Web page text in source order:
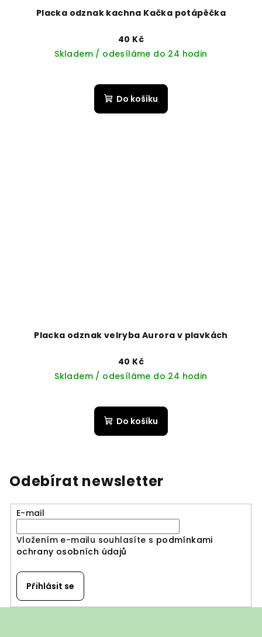
Placka odznak kachna Kačka potápěčka
40 Kč
Skladem / odesíláme do 24 hodin
Do košíku
Placka odznak velryba Aurora v plavkách
40 Kč
Skladem / odesíláme do 24 hodin
Do košíku
Odebírat newsletter
E-mail
Vložením e-mailu souhlasíte s podmínkami
ochrany osobních údajů
Přihlásit se